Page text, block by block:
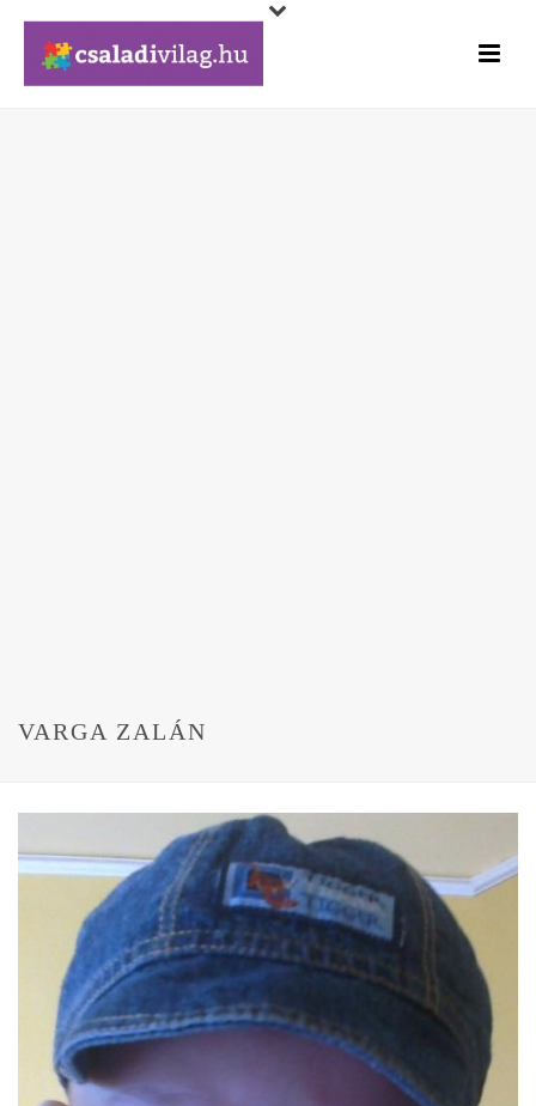
VARGA ZALÁN